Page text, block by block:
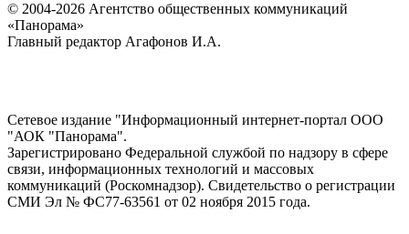
© 2004-2026 Агентство общественных коммуникаций
«Панорама»
Главный редактор Агафонов И.А.
Сетевое издание "Информационный интернет-портал ООО
"АОК "Панорама".
Зарегистрировано Федеральной службой по надзору в сфере
связи, информационных технологий и массовых
коммуникаций (Роскомнадзор). Cвидетельство о регистрации
СМИ Эл № ФС77-63561 от 02 ноября 2015 года.